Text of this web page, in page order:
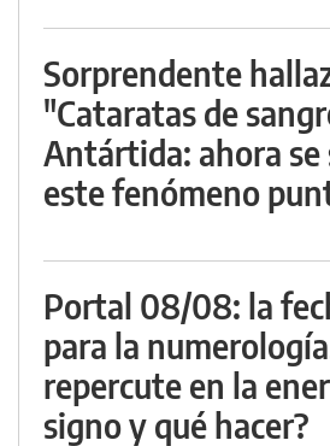
Sorprendente
"Cataratas de
Antártida: ahora se
este fenómeno
Portal 08/08: la
para la
repercute en la
signo y qué hacer?